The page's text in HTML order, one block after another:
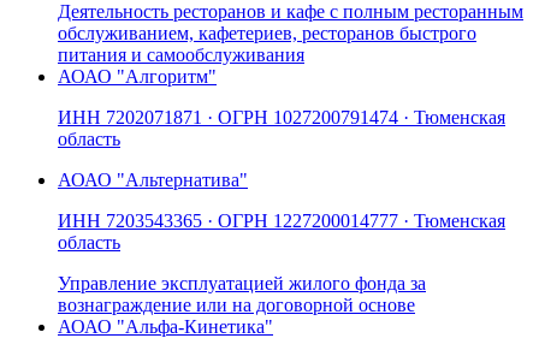
Деятельность ресторанов и кафе с полным ресторанным
обслуживанием, кафетериев, ресторанов быстрого
питания и самообслуживания
АОАО "Алгоритм"
ИНН 7202071871 · ОГРН 1027200791474 · Тюменская
область
АОАО "Альтернатива"
ИНН 7203543365 · ОГРН 1227200014777 · Тюменская
область
Управление эксплуатацией жилого фонда за
вознаграждение или на договорной основе
АОАО "Альфа-Кинетика"